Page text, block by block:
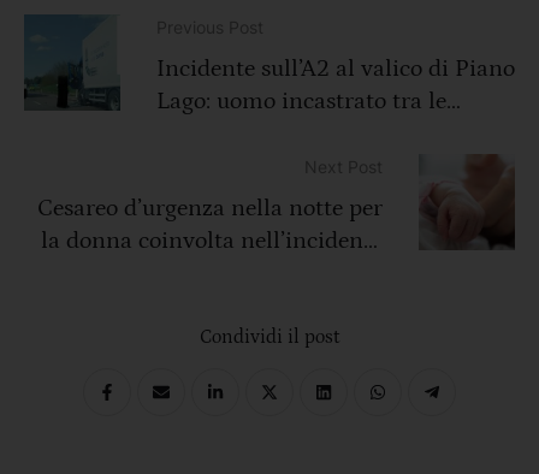
Incidente sull’A2 al valico di Piano
Lago: uomo incastrato tra le
Cesareo d’urgenza nella notte per
la donna coinvolta nell’incidente
Condividi il post